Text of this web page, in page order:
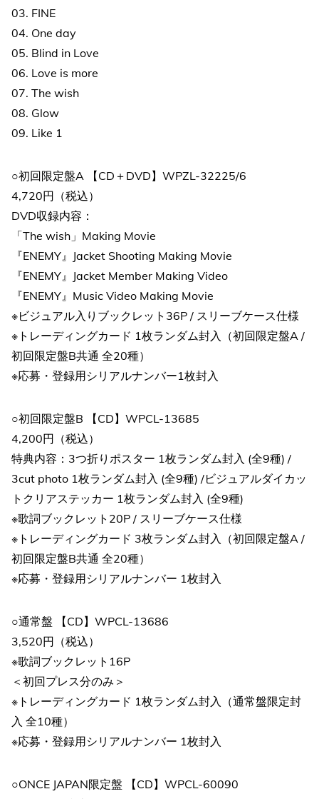
03. FINE
04. One day
05. Blind in Love
06. Love is more
07. The wish
08. Glow
09. Like 1
○初回限定盤A 【CD＋DVD】WPZL-32225/6
4,720円（税込）
DVD収録内容：
「The wish」Making Movie
『ENEMY』Jacket Shooting Making Movie
『ENEMY』Jacket Member Making Video
『ENEMY』Music Video Making Movie
※ビジュアル入りブックレット36P / スリーブケース仕様
※トレーディングカード 1枚ランダム封入（初回限定盤A /
初回限定盤B共通 全20種）
※応募・登録用シリアルナンバー1枚封入
○初回限定盤B 【CD】WPCL-13685
4,200円（税込）
特典内容：3つ折りポスター 1枚ランダム封入 (全9種) /
3cut photo 1枚ランダム封入 (全9種) /ビジュアルダイカッ
トクリアステッカー 1枚ランダム封入 (全9種)
※歌詞ブックレット20P / スリーブケース仕様
※トレーディングカード 3枚ランダム封入（初回限定盤A /
初回限定盤B共通 全20種）
※応募・登録用シリアルナンバー 1枚封入
○通常盤 【CD】WPCL-13686
3,520円（税込）
※歌詞ブックレット16P
＜初回プレス分のみ＞
※トレーディングカード 1枚ランダム封入（通常盤限定封
入 全10種）
※応募・登録用シリアルナンバー 1枚封入
○ONCE JAPAN限定盤 【CD】WPCL-60090